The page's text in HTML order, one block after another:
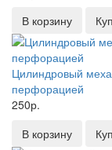
В корзину
Цилиндровый
перфорацией
250р.
В корзину